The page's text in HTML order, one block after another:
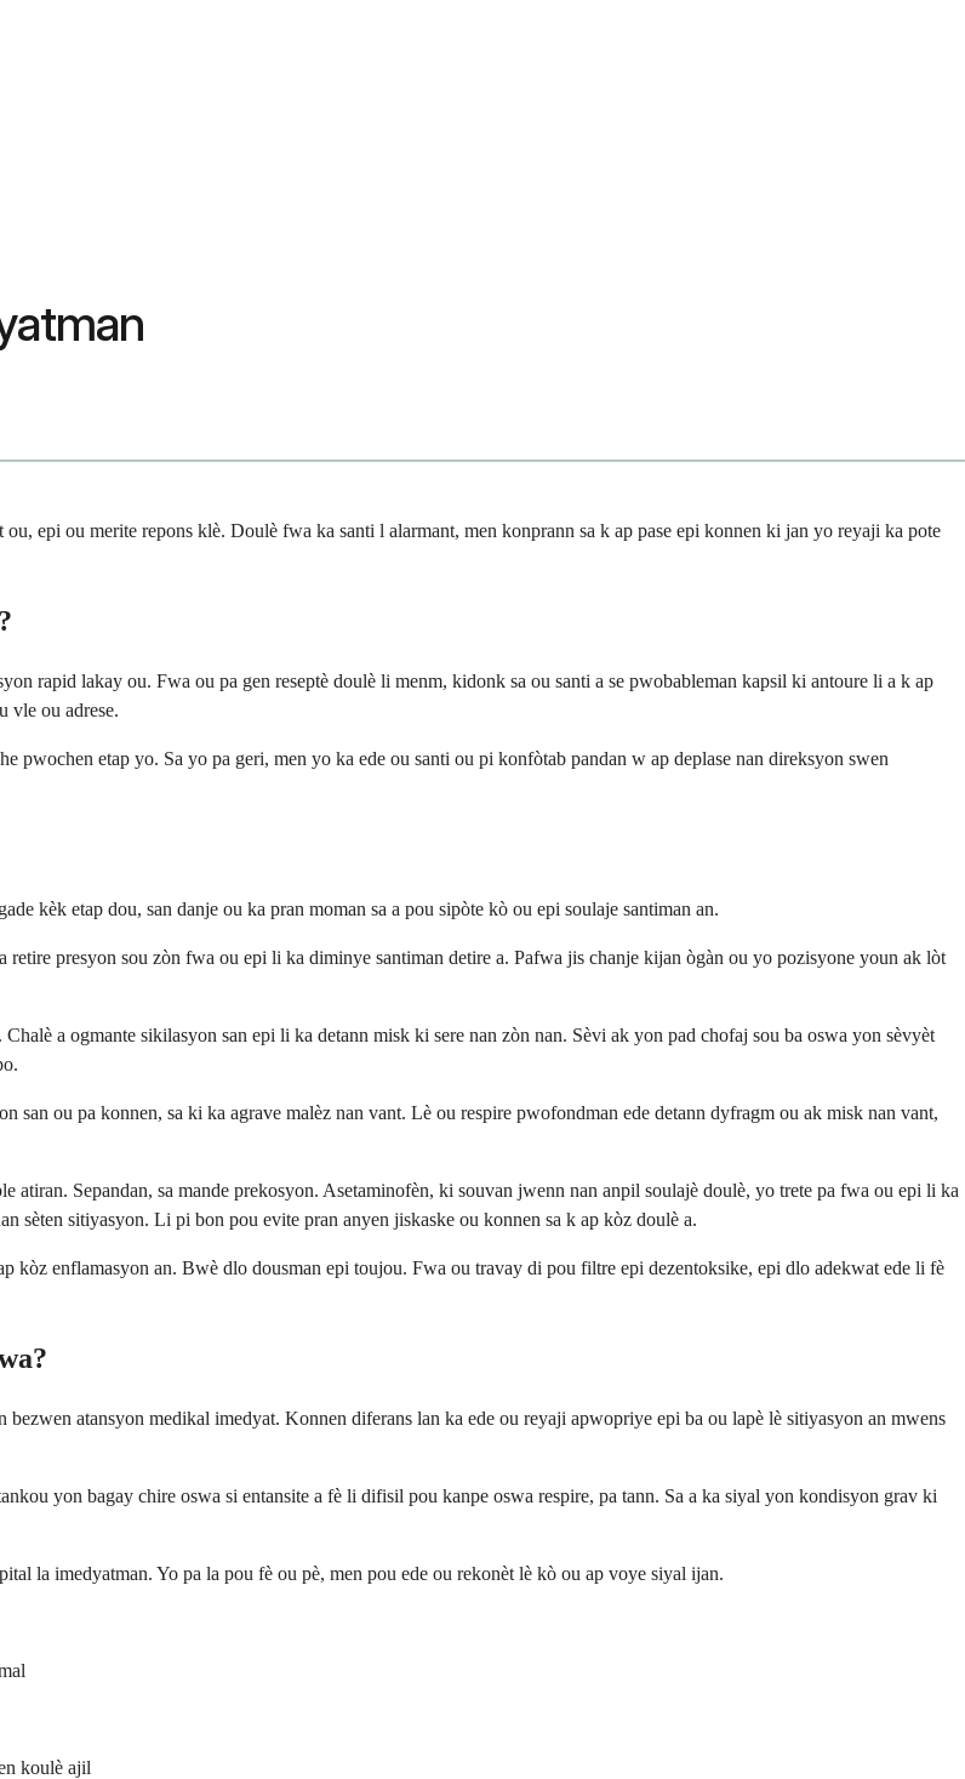
epi ou merite repons klè. Doulè fwa ka santi l alarmant, men konprann sa k ap pase epi konnen ki jan yo reyaji ka pote
rapid lakay ou. Fwa ou pa gen reseptè doulè li menm, kidonk sa ou santi a se pwobableman kapsil ki antoure li a k ap
vle ou adrese.
pwochen etap yo. Sa yo pa geri, men yo ka ede ou santi ou pi konfòtab pandan w ap deplase nan direksyon swen
kèk etap dou, san danje ou ka pran moman sa a pou sipòte kò ou epi soulaje santiman an.
presyon sou zòn fwa ou epi li ka diminye santiman detire a. Pafwa jis chanje kijan ògàn ou yo pozisyone youn ak lòt
a ogmante sikilasyon san epi li ka detann misk ki sere nan zòn nan. Sèvi ak yon pad chofaj sou ba oswa yon sèvyèt
san ou pa konnen, sa ki ka agrave malèz nan vant. Lè ou respire pwofondman ede detann dyfragm ou ak misk nan vant,
atiran. Sepandan, sa mande prekosyon. Asetaminofèn, ki souvan jwenn nan anpil soulajè doulè, yo trete pa fwa ou epi li ka
sitiyasyon. Li pi bon pou evite pran anyen jiskaske ou konnen sa k ap kòz doulè a.
kòz enflamasyon an. Bwè dlo dousman epi toujou. Fwa ou travay di pou filtre epi dezentoksike, epi dlo adekwat ede li fè
atansyon medikal imedyat. Konnen diferans lan ka ede ou reyaji apwopriye epi ba ou lapè lè sitiyasyon an mwens
yon bagay chire oswa si entansite a fè li difisil pou kanpe oswa respire, pa tann. Sa a ka siyal yon kondisyon grav ki
la imedyatman. Yo pa la pou fè ou pè, men pou ede ou rekonèt lè kò ou ap voye siyal ijan.
koulè ajil